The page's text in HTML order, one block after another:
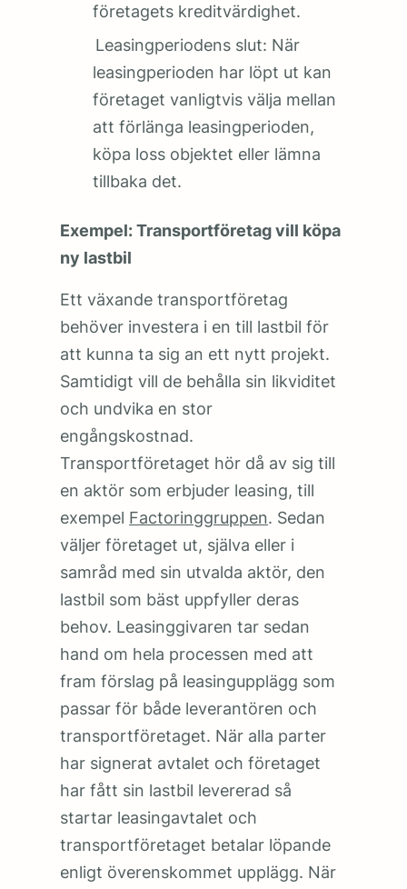
företagets kreditvärdighet.
Leasingperiodens slut: När
leasingperioden har löpt ut kan
företaget vanligtvis välja mellan
att förlänga leasingperioden,
köpa loss objektet eller lämna
tillbaka det.
Exempel: Transportföretag vill köpa
ny lastbil
Ett växande transportföretag
behöver investera i en till lastbil för
att kunna ta sig an ett nytt projekt.
Samtidigt vill de behålla sin likviditet
och undvika en stor
engångskostnad.
Transportföretaget hör då av sig till
en aktör som erbjuder leasing, till
exempel Factoringgruppen. Sedan
väljer företaget ut, själva eller i
samråd med sin utvalda aktör, den
lastbil som bäst uppfyller deras
behov. Leasinggivaren tar sedan
hand om hela processen med att
fram förslag på leasingupplägg som
passar för både leverantören och
transportföretaget. När alla parter
har signerat avtalet och företaget
har fått sin lastbil levererad så
startar leasingavtalet och
transportföretaget betalar löpande
enligt överenskommet upplägg. När